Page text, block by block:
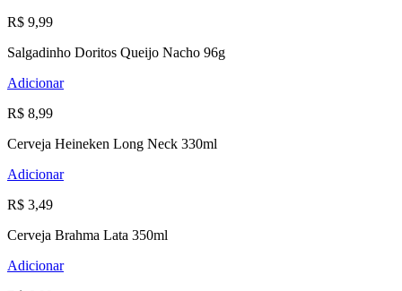
R$ 9,99
Salgadinho Doritos Queijo Nacho 96g
Adicionar
R$ 8,99
Cerveja Heineken Long Neck 330ml
Adicionar
R$ 3,49
Cerveja Brahma Lata 350ml
Adicionar